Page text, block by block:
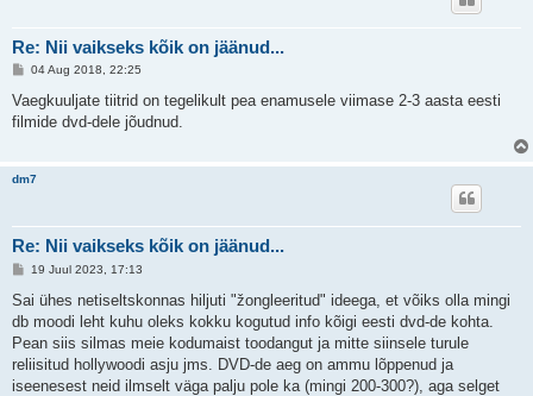
Re: Nii vaikseks kõik on jäänud...
P
s
i
s
04 Aug 2018, 22:25
Vaegkuuljate tiitrid on tegelikult pea enamusele viimase 2-3 aasta eesti
filmide dvd-dele jõudnud.
dm7
Re: Nii vaikseks kõik on jäänud...
P
s
i
t
s
19 Juul 2023, 17:13
Sai ühes netiseltskonnas hiljuti "žongleeritud" ideega, et võiks olla mingi
db moodi leht kuhu oleks kokku kogutud info kõigi eesti dvd-de kohta.
Pean siis silmas meie kodumaist toodangut ja mitte siinsele turule
reliisitud hollywoodi asju jms. DVD-de aeg on ammu lõppenud ja
iseenesest neid ilmselt väga palju pole ka (mingi 200-300?), aga selget